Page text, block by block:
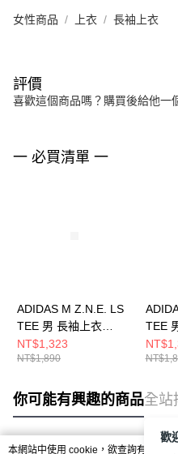
女性商品 上衣 長袖上衣
評價
喜歡這個商品嗎？購買後給他一
一 必買清單 一
ADIDAS M Z.N.E. LS
TEE 男 長袖上衣
KE4902
NT$1,323
NT$1,890
TEE
你可能有興趣的商品全站
本網站中使用 cookie，欲查詢有關本
歡